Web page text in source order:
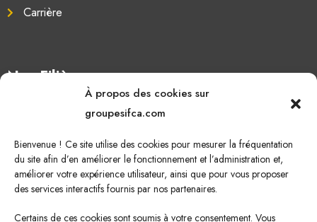
À propos des cookies sur
groupesifca.com
Bienvenue ! Ce site utilise des cookies pour mesurer la fréquentation
du site afin d’en améliorer le fonctionnement et l’administration et,
améliorer votre expérience utilisateur, ainsi que pour vous proposer
des services interactifs fournis par nos partenaires.
Certains de ces cookies sont soumis à votre consentement. Vous
Carrière
Nos Filières
Sucre de canne
Energie Renouvelable